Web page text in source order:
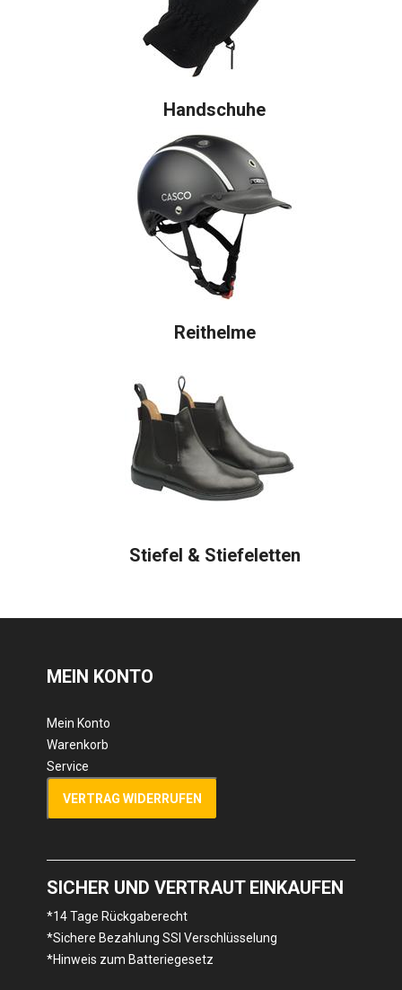
Handschuhe
Reithelme
Stiefel & Stiefeletten
MEIN KONTO
Mein Konto
Warenkorb
Service
VERTRAG WIDERRUFEN
SICHER UND VERTRAUT EINKAUFEN
*14 Tage Rückgaberecht
*Sichere Bezahlung SSl Verschlüsselung
*Hinweis zum Batteriegesetz